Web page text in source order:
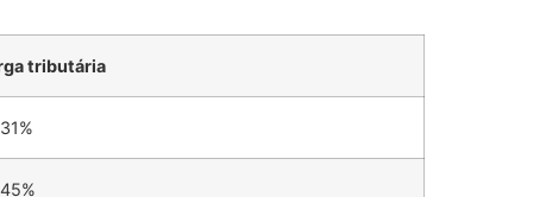
tributária